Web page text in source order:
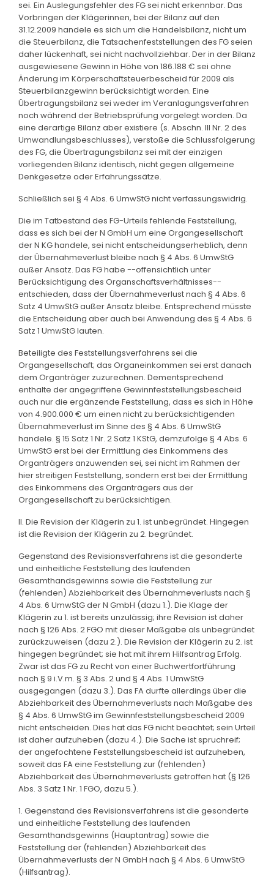
sei. Ein Auslegungsfehler des FG sei nicht erkennbar. Das
Vorbringen der Klägerinnen, bei der Bilanz auf den
31.12.2009 handele es sich um die Handelsbilanz, nicht um
die Steuerbilanz, die Tatsachenfeststellungen des FG seien
daher lückenhaft, sei nicht nachvollziehbar. Der in der Bilanz
ausgewiesene Gewinn in Höhe von 186.188 € sei ohne
Änderung im Körperschaftsteuerbescheid für 2009 als
Steuerbilanzgewinn berücksichtigt worden. Eine
Übertragungsbilanz sei weder im Veranlagungsverfahren
noch während der Betriebsprüfung vorgelegt worden. Da
eine derartige Bilanz aber existiere (s. Abschn. III Nr. 2 des
Umwandlungsbeschlusses), verstoße die Schlussfolgerung
des FG, die Übertragungsbilanz sei mit der einzigen
vorliegenden Bilanz identisch, nicht gegen allgemeine
Denkgesetze oder Erfahrungssätze.
Schließlich sei § 4 Abs. 6 UmwStG nicht verfassungswidrig.
Die im Tatbestand des FG-Urteils fehlende Feststellung,
dass es sich bei der N GmbH um eine Organgesellschaft
der N KG handele, sei nicht entscheidungserheblich, denn
der Übernahmeverlust bleibe nach § 4 Abs. 6 UmwStG
außer Ansatz. Das FG habe --offensichtlich unter
Berücksichtigung des Organschaftsverhältnisses--
entschieden, dass der Übernahmeverlust nach § 4 Abs. 6
Satz 4 UmwStG außer Ansatz bleibe. Entsprechend müsste
die Entscheidung aber auch bei Anwendung des § 4 Abs. 6
Satz 1 UmwStG lauten.
Beteiligte des Feststellungsverfahrens sei die
Organgesellschaft; das Organeinkommen sei erst danach
dem Organträger zuzurechnen. Dementsprechend
enthalte der angegriffene Gewinnfeststellungsbescheid
auch nur die ergänzende Feststellung, dass es sich in Höhe
von 4.900.000 € um einen nicht zu berücksichtigenden
Übernahmeverlust im Sinne des § 4 Abs. 6 UmwStG
handele. § 15 Satz 1 Nr. 2 Satz 1 KStG, demzufolge § 4 Abs. 6
UmwStG erst bei der Ermittlung des Einkommens des
Organträgers anzuwenden sei, sei nicht im Rahmen der
hier streitigen Feststellung, sondern erst bei der Ermittlung
des Einkommens des Organträgers aus der
Organgesellschaft zu berücksichtigen.
II. Die Revision der Klägerin zu 1. ist unbegründet. Hingegen
ist die Revision der Klägerin zu 2. begründet.
Gegenstand des Revisionsverfahrens ist die gesonderte
und einheitliche Feststellung des laufenden
Gesamthandsgewinns sowie die Feststellung zur
(fehlenden) Abziehbarkeit des Übernahmeverlusts nach §
4 Abs. 6 UmwStG der N GmbH (dazu 1.). Die Klage der
Klägerin zu 1. ist bereits unzulässig; ihre Revision ist daher
nach § 126 Abs. 2 FGO mit dieser Maßgabe als unbegründet
zurückzuweisen (dazu 2.). Die Revision der Klägerin zu 2. ist
hingegen begründet; sie hat mit ihrem Hilfsantrag Erfolg.
Zwar ist das FG zu Recht von einer Buchwertfortführung
nach § 9 i.V.m. § 3 Abs. 2 und § 4 Abs. 1 UmwStG
ausgegangen (dazu 3.). Das FA durfte allerdings über die
Abziehbarkeit des Übernahmeverlusts nach Maßgabe des
§ 4 Abs. 6 UmwStG im Gewinnfeststellungsbescheid 2009
nicht entscheiden. Dies hat das FG nicht beachtet; sein Urteil
ist daher aufzuheben (dazu 4.). Die Sache ist spruchreif;
der angefochtene Feststellungsbescheid ist aufzuheben,
soweit das FA eine Feststellung zur (fehlenden)
Abziehbarkeit des Übernahmeverlusts getroffen hat (§ 126
Abs. 3 Satz 1 Nr. 1 FGO, dazu 5.).
1. Gegenstand des Revisionsverfahrens ist die gesonderte
und einheitliche Feststellung des laufenden
Gesamthandsgewinns (Hauptantrag) sowie die
Feststellung der (fehlenden) Abziehbarkeit des
Übernahmeverlusts der N GmbH nach § 4 Abs. 6 UmwStG
(Hilfsantrag).